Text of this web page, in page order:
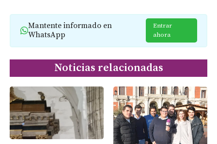
Mantente informado en
WhatsApp
Entrar
ahora
Noticias relacionadas